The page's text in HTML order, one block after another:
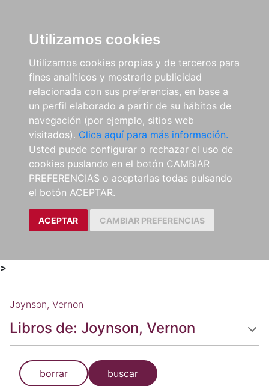
Utilizamos cookies
Utilizamos cookies propias y de terceros para
fines analíticos y mostrarle publicidad
relacionada con sus preferencias, en base a
un perfil elaborado a partir de su hábitos de
navegación (por ejemplo, sitios web
visitados). Clica aquí para más información.
Usted puede configurar o rechazar el uso de
cookies puslando en el botón CAMBIAR
PREFERENCIAS o aceptarlas todas pulsando
el botón ACEPTAR.
ACEPTAR CAMBIAR PREFERENCIAS
>
Joynson, Vernon
Libros de: Joynson, Vernon
borrar buscar